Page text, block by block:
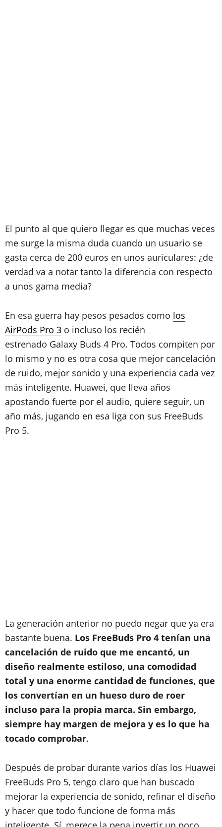
El punto al que quiero llegar es que muchas veces
me surge la misma duda cuando un usuario se
gasta cerca de 200 euros en unos auriculares: ¿de
verdad va a notar tanto la diferencia con respecto
a unos gama media?
En esa guerra hay pesos pesados como los
AirPods Pro 3 o incluso los recién
estrenado Galaxy Buds 4 Pro. Todos compiten por
lo mismo y no es otra cosa que mejor cancelación
de ruido, mejor sonido y una experiencia cada vez
más inteligente. Huawei, que lleva años
apostando fuerte por el audio, quiere seguir, un
año más, jugando en esa liga con sus FreeBuds
Pro 5.
La generación anterior no puedo negar que ya era
bastante buena. Los FreeBuds Pro 4 tenían una
cancelación de ruido que me encantó, un
diseño realmente estiloso, una comodidad
total y una enorme cantidad de funciones, que
los convertían en un hueso duro de roer
incluso para la propia marca. Sin embargo,
siempre hay margen de mejora y es lo que ha
tocado comprobar.
Después de probar durante varios días los Huawei
FreeBuds Pro 5, tengo claro que han buscado
mejorar la experiencia de sonido, refinar el diseño
y hacer que todo funcione de forma más